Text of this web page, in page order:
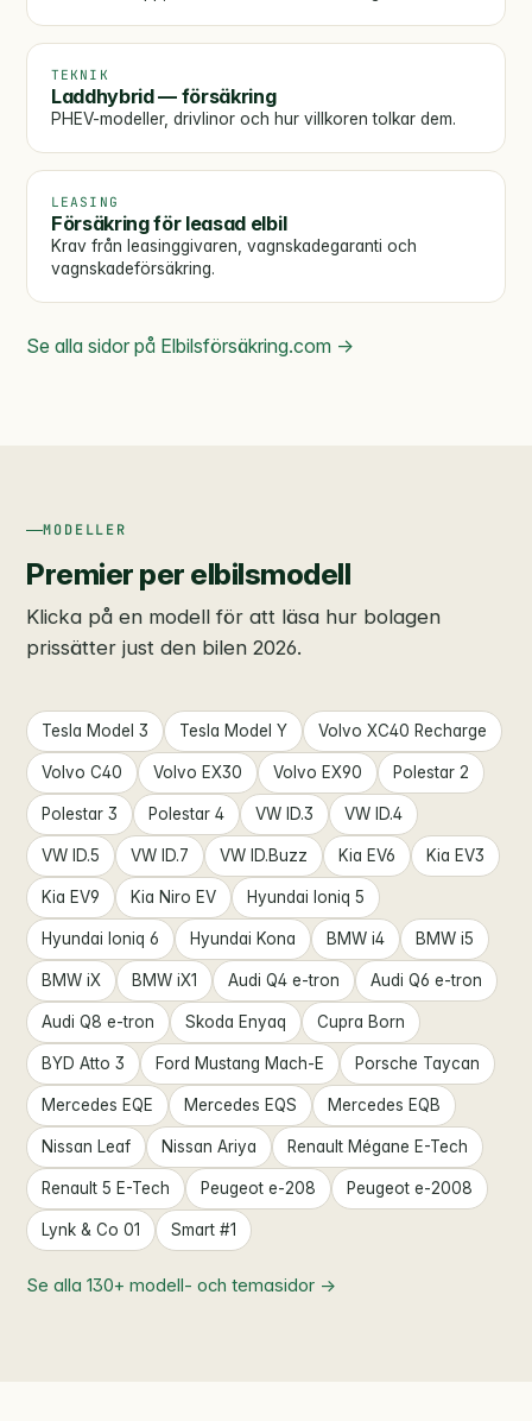
TEKNIK
Laddhybrid — försäkring
PHEV-modeller, drivlinor och hur villkoren tolkar dem.
LEASING
Försäkring för leasad elbil
Krav från leasinggivaren, vagnskadegaranti och
vagnskadeförsäkring.
Se alla sidor på Elbilsförsäkring.com →
MODELLER
Premier per elbilsmodell
Klicka på en modell för att läsa hur bolagen
prissätter just den bilen 2026.
Tesla Model 3 Tesla Model Y Volvo XC40 Recharge
Volvo C40 Volvo EX30 Volvo EX90 Polestar 2
Polestar 3 Polestar 4 VW ID.3 VW ID.4
VW ID.5 VW ID.7 VW ID.Buzz Kia EV6 Kia EV3
Kia EV9 Kia Niro EV Hyundai Ioniq 5
Hyundai Ioniq 6 Hyundai Kona BMW i4 BMW i5
BMW iX BMW iX1 Audi Q4 e-tron Audi Q6 e-tron
Audi Q8 e-tron Skoda Enyaq Cupra Born
BYD Atto 3 Ford Mustang Mach-E Porsche Taycan
Mercedes EQE Mercedes EQS Mercedes EQB
Nissan Leaf Nissan Ariya Renault Mégane E-Tech
Renault 5 E-Tech Peugeot e-208 Peugeot e-2008
Lynk & Co 01 Smart #1
Se alla 130+ modell- och tema­sidor →